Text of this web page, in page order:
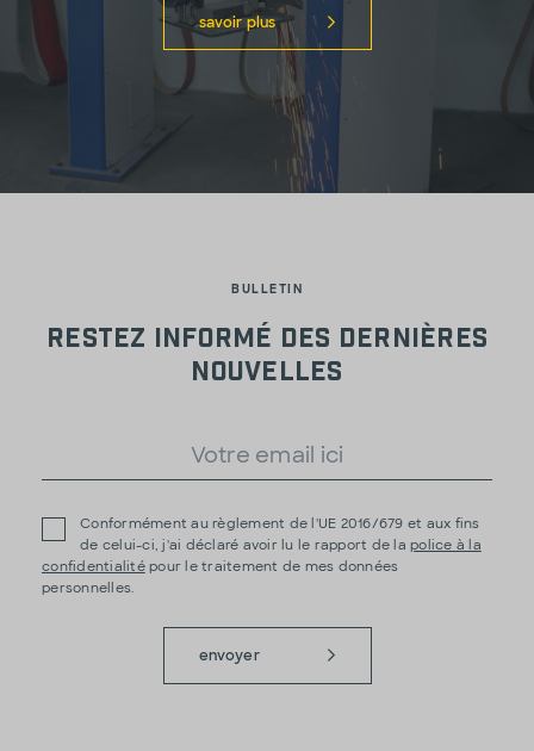
savoir plus
BULLETIN
Restez informé des dernières
nouvelles
Conformément au règlement de l'UE 2016/679 et aux fins
de celui-ci, j'ai déclaré avoir lu le rapport de la police à la
confidentialitépour le traitement de mes données
personnelles.
envoyer